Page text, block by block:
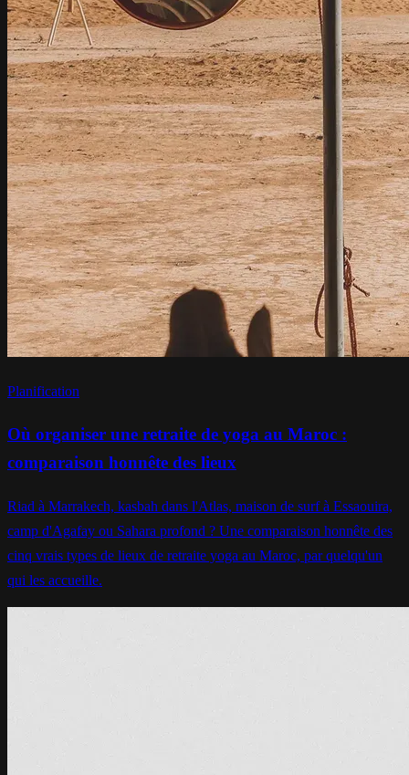
Planification
Où organiser une retraite de yoga au Maroc :
comparaison honnête des lieux
Riad à Marrakech, kasbah dans l'Atlas, maison de surf à Essaouira,
camp d'Agafay ou Sahara profond ? Une comparaison honnête des
cinq vrais types de lieux de retraite yoga au Maroc, par quelqu'un
qui les accueille.